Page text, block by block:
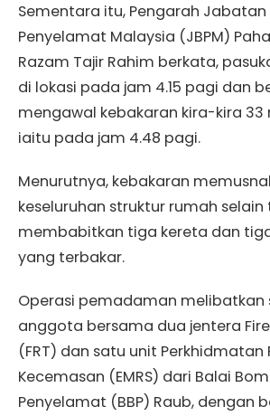
Sementara itu, Pengarah
Penyelamat Malaysia (JBPM)
Razam Tajir Rahim berkata,
di lokasi pada jam 4.15 pagi dan
mengawal kebakaran kira-kira 33
iaitu pada jam 4.48 pagi.
Menurutnya, kebakaran
keseluruhan struktur rumah selain
membabitkan tiga kereta dan
yang terbakar.
Operasi pemadaman melibatkan
anggota bersama dua jentera
(FRT) dan satu unit Perkhidmatan
Kecemasan (EMRS) dari Balai
Penyelamat (BBP) Raub, dengan